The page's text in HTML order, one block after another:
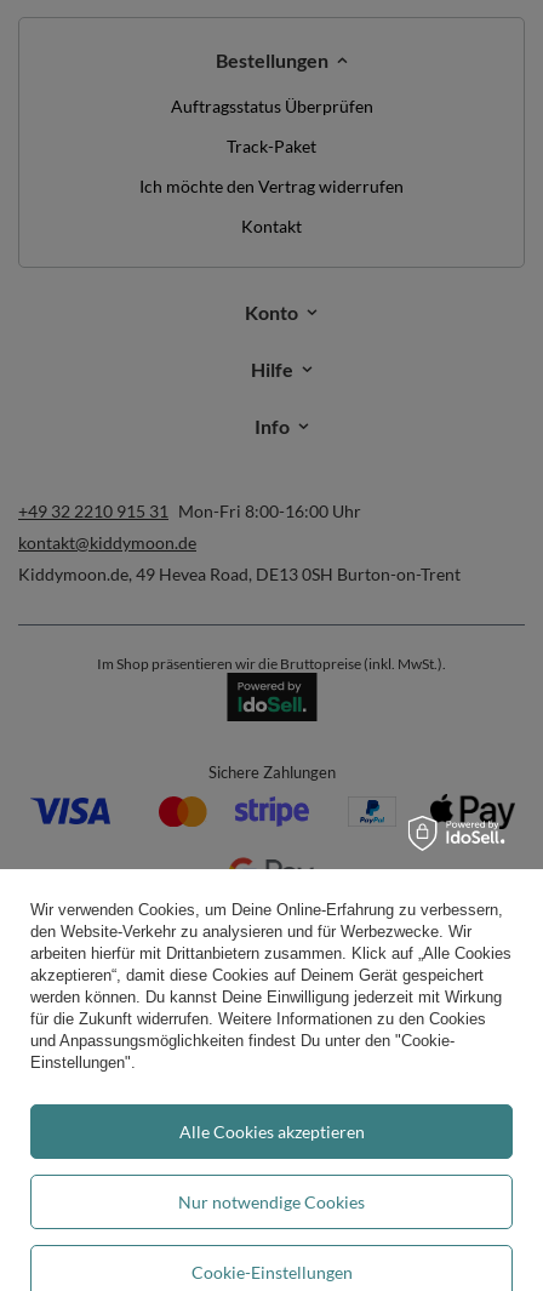
Bestellungen
Auftragsstatus Überprüfen
Track-Paket
Ich möchte den Vertrag widerrufen
Kontakt
Konto
Hilfe
Info
+49 32 2210 915 31
Mon-Fri 8:00-16:00 Uhr
kontakt@kiddymoon.de
Kiddymoon.de, 49 Hevea Road, DE13 0SH Burton-on-Trent
Im Shop präsentieren wir die Bruttopreise (inkl. MwSt.).
Sichere Zahlungen
Bequeme Lieferung
Du kannst uns vertrauen
Folge uns:
Durchschnittliche Bewertung vonkiddymoon.debei Trustami:
Wir verwenden Cookies, um Deine Online-Erfahrung zu verbessern,
den Website-Verkehr zu analysieren und für Werbezwecke. Wir
arbeiten hierfür mit Drittanbietern zusammen. Klick auf „Alle Cookies
akzeptieren“, damit diese Cookies auf Deinem Gerät gespeichert
werden können. Du kannst Deine Einwilligung jederzeit mit Wirkung
für die Zukunft widerrufen. Weitere Informationen zu den Cookies
und Anpassungsmöglichkeiten findest Du unter den "Cookie-
Einstellungen".
Nur notwendige Cookies
Cookie-Einstellungen
Alle Cookies akzeptieren